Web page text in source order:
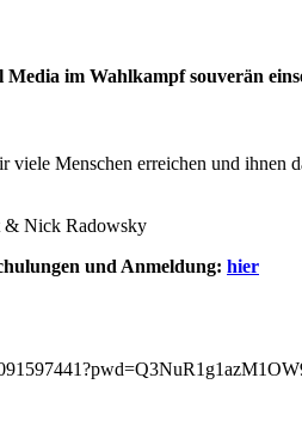
im Wahlkampf souverän
Menschen erreichen und ihnen
& Nick Radowsky
und Anmeldung: hier